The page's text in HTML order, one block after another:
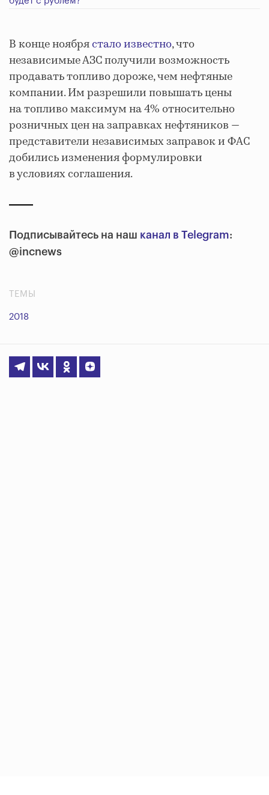
В конце ноябрястало известно, что
независимые АЗС получили возможность
продавать топливо дороже, чем нефтяные
компании. Им разрешили повышать цены
на топливо максимум на 4% относительно
розничных цен на заправках нефтяников —
представители независимых заправок и ФАС
добились изменения формулировки
в условиях соглашения.
Подписывайтесь на наш канал в Telegram:
@incnews
ТЕМЫ
2018